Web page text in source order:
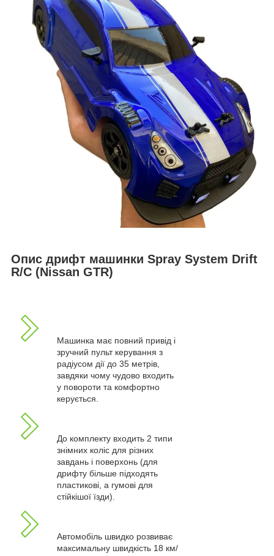
Опис дрифт машинки Spray System Drift
R/C (Nissan GTR)
Машинка має повний привід і
зручний пульт керування з
радіусом дії до 35 метрів,
завдяки чому чудово входить
у повороти та комфортно
керується.
До комплекту входить 2 типи
знімних коліс для різних
завдань і поверхонь (для
дрифту більше підходять
пластикові, а гумові для
стійкішої їзди).
Автомобіль швидко розвиває
максимальну швидкість 18 км/